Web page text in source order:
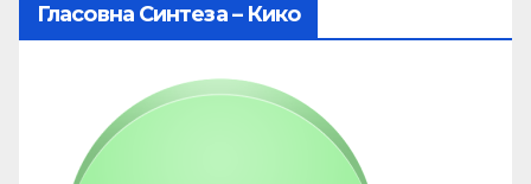
Гласовна Синтеза – Кико